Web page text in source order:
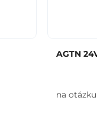
AGTN
na otázku